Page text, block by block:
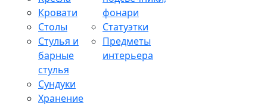
Кровати
Столы
Стулья и
барные
стулья
Сундуки
Хранение
фонари
Статуэтки
Предметы
интерьера